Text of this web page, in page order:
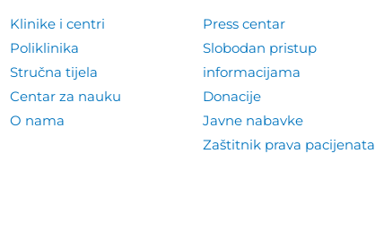
Klinike i centri
Poliklinika
Stručna tijela
Centar za nauku
O nama
Press centar
Slobodan pristup
informacijama
Donacije
Javne nabavke
Zaštitnik prava pacijenata